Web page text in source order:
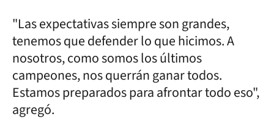
"Las expectativas siempre son grandes,
tenemos que defender lo que hicimos. A
nosotros, como somos los últimos
campeones, nos querrán ganar todos.
Estamos preparados para afrontar todo eso",
agregó.